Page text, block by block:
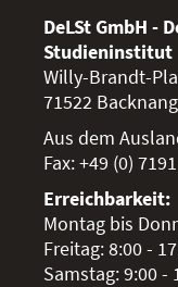
DeLSt GmbH -
Studieninstitut
Willy-Brandt-
71522 Backnang
Aus dem
Fax:+49 (0)
Erreichbarkeit:
Montag bis
Freitag: 8:00 -
Samstag: 9:00 -